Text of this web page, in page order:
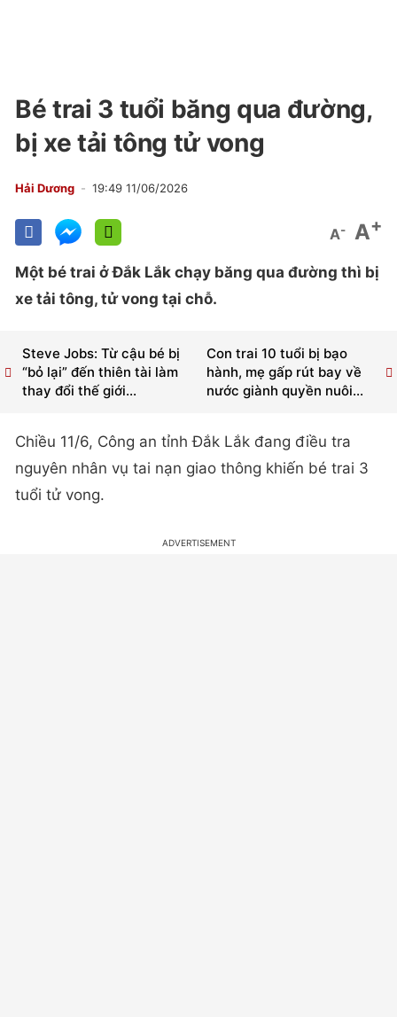
Bé trai 3 tuổi băng qua đường,
bị xe tải tông tử vong
Hải Dương 19:49 11/06/2026
A- A+
Một bé trai ở Đắk Lắk chạy băng qua đường thì bị
xe tải tông, tử vong tại chỗ.
Con trai 10 tuổi bị bạo
hành, mẹ gấp rút bay về
nước giành quyền nuôi...
Steve Jobs: Từ cậu bé bị
“bỏ lại” đến thiên tài làm
thay đổi thế giới...
Chiều 11/6, Công an tỉnh Đắk Lắk đang điều tra
nguyên nhân vụ tai nạn giao thông khiến bé trai 3
tuổi tử vong.